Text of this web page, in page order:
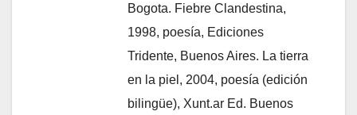
Bogota. Fiebre Clandestina,
1998, poesía, Ediciones
Tridente, Buenos Aires. La tierra
en la piel, 2004, poesía (edición
bilingüe), Xunt.ar Ed. Buenos